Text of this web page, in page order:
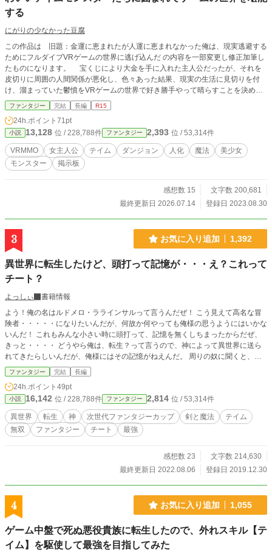
する
にがりの少なかった豆腐
この作品は 旧題：金運に恵まれたが人運に恵まれなかった俺は、現実逃避する
ためにフルダイブVRゲームの世界に逃げ込んだ の内容を一部変更し修正加筆し
たものになります。 宝くじにより大金を手に入れた主人公だったが、それを
皮切りに周囲の人間関係が悪化し、色々あった結果、現実の生活に見切りを付
け、溜まっていた鬱憤をVRゲームの世界で好き勝手やって晴らすことを決め
た。 そして、課金したりかわいいテイムモンスターといちゃいちゃしたり、
なんて事をしている内にダンジョンを手に入れたりする主人公の物語。 ※
異世界転移や転生、ログアウト不可物の話ではありません ※ ※修正前から
主人公の性別が変わっているので注意。 ※男主人公バージョンは、カクヨ
ム・小説家になろうにて公開されており、すでに完結しています。
ファンタジー 完結 長編 R15
24h.ポイント 71pt
小説 13,128 位 / 228,788件 ファンタジー 2,393 位 / 53,314件
VRMMO 女主人公 テイム ダンジョン 人化 魔法
美少女
モンスター
掲示板
感想数 15
文字数 200,681
最終更新日 2026.07.14
登録日 2023.08.30
3 お気に入り追加 1,392
異世界に転生したけど、頭打って記憶が・・・え？これって
チート？
よっしぃ
書籍情報
よう！俺の名はルドメロ・ララインサルって言うんだぜ！ こう見えて高名な冒
険者・・・・・になりたいんだが、何故か何やっても俺様の思うようにはいかな
いんだ！ これもみんな小さい時に頭打って、記憶を無くしちまったからだぜ、
きっと・・・・ どうやら俺は、転生？って言うので、神によって異世界に送ら
れてきたらしいんだが、俺様にはその記憶がねえんだ。 周りの奴に聞くと、俺
と一緒にやってきた連中もいるって話だし、スキルやらステータスたら、アイテ
ムやら、色んなものをポイントと交換して、15の時にその、特別なポイントを
取得し、冒険者として成功してるらしい。ポイントって何だ？ 俺もあるのか？
取得の仕方がわかんねえから、何にもないぜ？あ、そう言えば、消えないナイフ
とか持ってるが、あれがそうなのか？おい、記憶をなくす前の俺、何取得してた
んだ？ それに、俺様いつの間にかペット（フェンリルとドラゴン）２匹がいる
んだぜ！ よく分からんが何時の間にやら婚約者ができたんだよな・・・・ え？
＠＠＠＠＠＠＠＠＠＠＠＠＠＠＠＠＠＠＠＠ 話を進めるうちに、少し内容を変
ファンタジー 完結 長編
24h.ポイント 49pt
小説 16,142 位 / 228,788件 ファンタジー 2,814 位 / 53,314件
異世界 転生 神 次世代ファンタジーカップ 剣と魔法
テイム
無双
ファンタジー チート 最強
感想数 23
文字数 214,630
最終更新日 2022.08.06
登録日 2019.12.30
4 お気に入り追加 1,055
ゲーム中盤で死ぬ悪役貴族に転生したので、外れスキル【テ
イム】を駆使して最強を目指してみた